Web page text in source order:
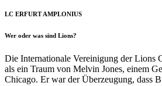
LC ERFURT AMPLONIUS
Wer oder was sind Lions?
Die Internationale Vereinigung der Lions
als ein Traum von Melvin Jones, einem
Chicago. Er war der Überzeugung, dass